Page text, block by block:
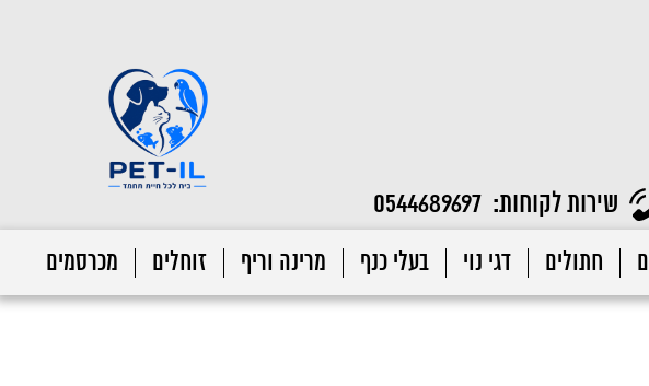
שירות לקוחות: 0544689697
חתולים דגי נוי בעלי כנף מרינה וריף זוחלים מכרסמים